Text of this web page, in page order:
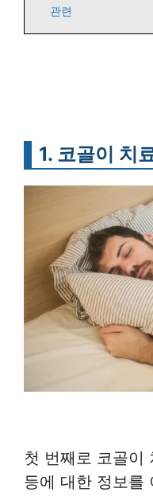
관련
1. 코골이 치
첫 번째로 코골이
등에 대한 정보를